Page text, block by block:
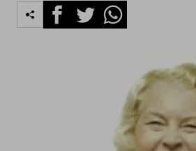
FacebookTwitterWhatsapp